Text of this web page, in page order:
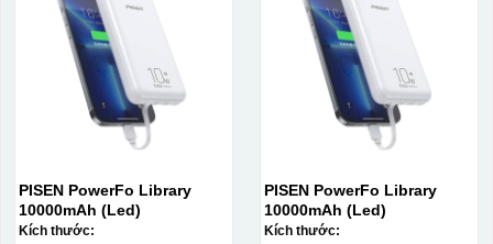
PISEN PowerFo Library
10000mAh (Led)
Kích thước:
PISEN PowerFo Library
10000mAh (Led)
Kích thước: